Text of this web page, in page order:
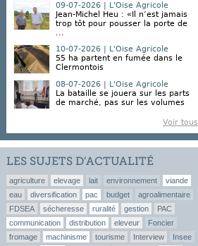
09-07-2026 | L'Oise Agricole
Jean-Michel Heu : «Il n’est jamais
trop tôt pour pousser la porte de
...
10-07-2026 | L'Oise Agricole
55 ha partent en fumée dans le
Clermontois
08-07-2026 | L'Oise Agricole
La bataille se jouera sur les parts
de marché, pas sur les volumes
Voir tous
LES SUJETS D’ACTUALITÉ
agriculture elevage lait environnement
viande
eau
diversification pac budget
agroalimentaire
FDSEA
sécheresse ruralité gestion
PAC
communication
distribution eleveur
Foncier
fromage
machinisme tourisme Interview
Insee